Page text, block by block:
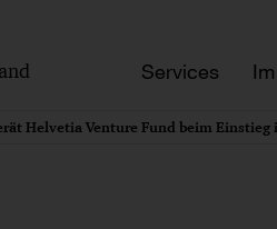
Services